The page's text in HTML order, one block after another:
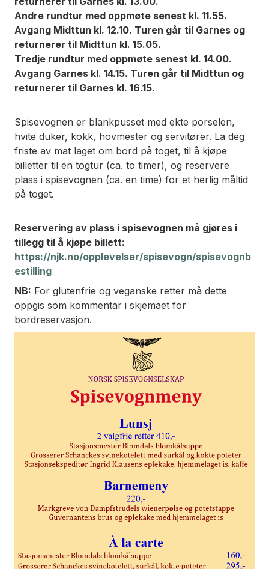
Andre rundtur med oppmøte senest kl. 11.55.
Avgang Midttun kl. 12.10. Turen går til Garnes og
returnerer til Midttun kl. 15.05.
Tredje rundtur med oppmøte senest kl. 14.00.
Avgang Garnes kl. 14.15. Turen går til Midttun og
returnerer til Garnes kl. 16.15.
Spisevognen er blankpusset med ekte porselen,
hvite duker, kokk, hovmester og servitører. La deg
friste av mat laget om bord på toget, til å kjøpe
billetter til en togtur (ca. to timer), og reservere
plass i spisevognen (ca. en time) for et herlig måltid
på toget.
Reservering av plass i spisevognen må gjøres i
tillegg til å kjøpe billett:
https://njk.no/opplevelser/spisevogn/spisevognb
estilling
NB: For glutenfrie og veganske retter må dette
oppgis som kommentar i skjemaet for
bordreservasjon.